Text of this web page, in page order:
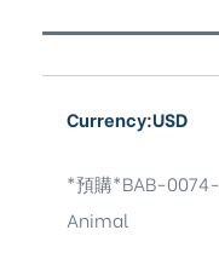
Currency:USD
*預購*BAB-
Animal